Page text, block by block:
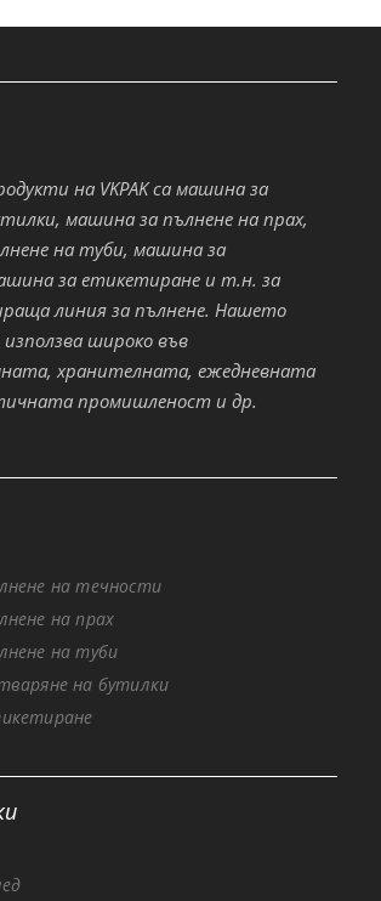
на VKPAK са машина за
машина за пълнене на прах,
на туби, машина за
за етикетиране и т.н. за
линия за пълнене. Нашето
използва широко във
хранителната, ежедневната
промишленост и др.
на течности
на прах
на туби
на бутилки